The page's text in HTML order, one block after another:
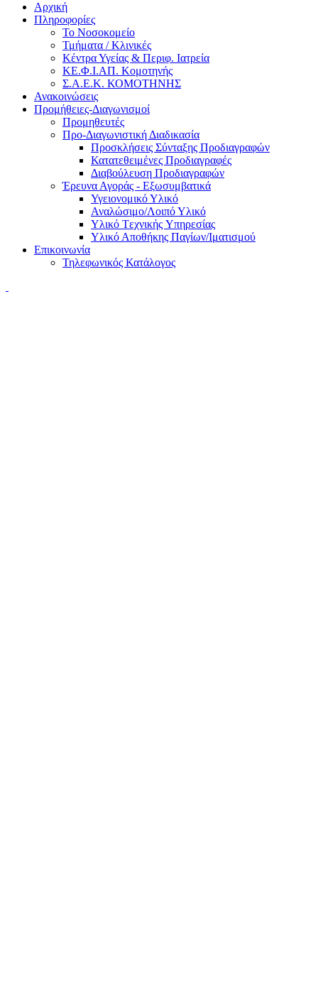
Αρχική
Πληροφορίες
Το Νοσοκομείο
Τμήματα / Κλινικές
Κέντρα Υγείας & Περιφ. Ιατρεία
ΚΕ.Φ.Ι.ΑΠ. Κομοτηνής
Σ.Α.Ε.Κ. ΚΟΜΟΤΗΝΗΣ
Ανακοινώσεις
Προμήθειες-Διαγωνισμοί
Προμηθευτές
Προ-Διαγωνιστική Διαδικασία
Προσκλήσεις Σύνταξης Προδιαγραφών
Κατατεθειμένες Προδιαγραφές
Διαβούλευση Προδιαγραφών
Έρευνα Αγοράς - Εξωσυμβατικά
Υγειονομικό Υλικό
Αναλώσιμο/Λοιπό Υλικό
Υλικό Tεχνικής Yπηρεσίας
Υλικό Αποθήκης Παγίων/Ιματισμού
Επικοινωνία
Τηλεφωνικός Κατάλογος